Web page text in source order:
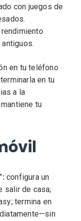
con juegos de
en tu teléfono
en tu
a la
tu
configura un
salir de casa;
termina en